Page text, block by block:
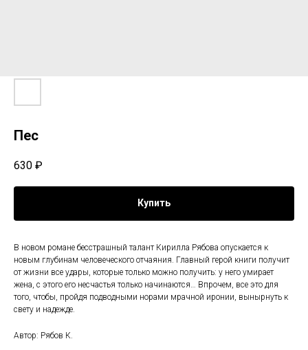
Пес
630 ₽
Купить
В новом романе бесстрашный талант Кирилла Рябова опускается к
новым глубинам человеческого отчаяния. Главный герой книги получит
от жизни все удары, которые только можно получить: у него умирает
жена, с этого его несчастья только начинаются… Впрочем, все это для
того, чтобы, пройдя подводными норами мрачной иронии, вынырнуть к
свету и надежде.
Автор: Рябов К.